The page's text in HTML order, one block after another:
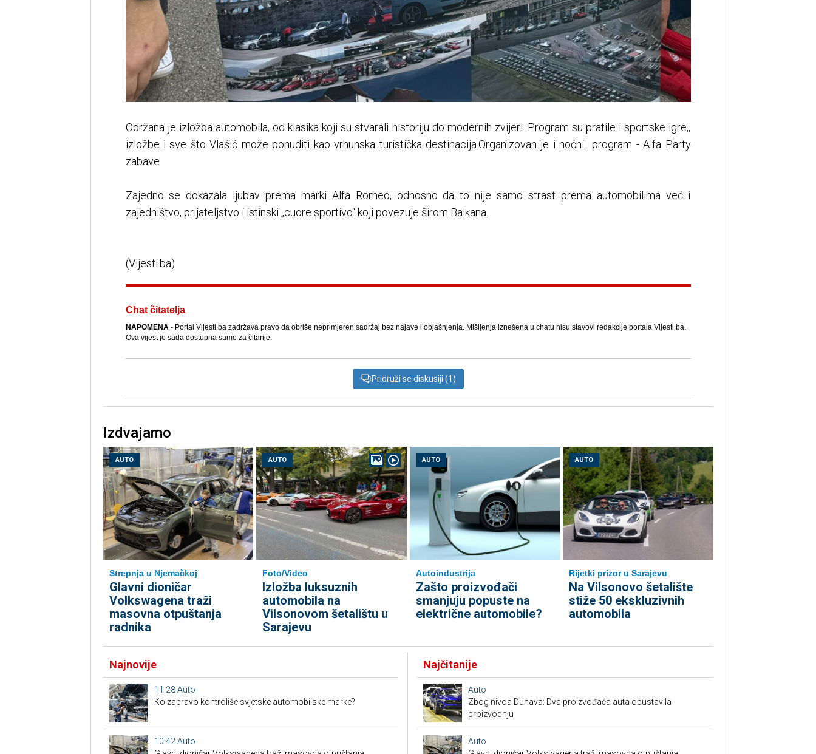
Održana je izložba automobila, od klasika koji su stvarali historiju do modernih zvijeri. Program su pratile i sportske igre,,
izložbe i sve što Vlašić može ponuditi kao vrhunska turistička destinacija.Organizovan je i noćni program - Alfa Party
zabave
Zajedno se dokazala ljubav prema marki Alfa Romeo, odnosno da to nije samo strast prema automobilima već i
zajedništvo, prijateljstvo i istinski „cuore sportivo“ koji povezuje širom Balkana.
(Vijesti.ba)
Chat čitatelja
NAPOMENA- Portal Vijesti.ba zadržava pravo da obriše neprimjeren sadržaj bez najave i objašnjenja. Mišljenja iznešena u chatu nisu stavovi redakcije portala Vijesti.ba.
Ova vijest je sada dostupna samo za čitanje.
Pridruži se diskusiji (1)
Izdvajamo
AUTO
Strepnja u Njemačkoj
Glavni dioničar
Volkswagena traži
masovna otpuštanja
radnika
AUTO
Foto/Video
Izložba luksuznih
automobila na
Vilsonovom šetalištu u
Sarajevu
AUTO
Autoindustrija
Zašto proizvođači
smanjuju popuste na
električne automobile?
AUTO
Rijetki prizor u Sarajevu
Na Vilsonovo šetalište
stiže 50 ekskluzivnih
automobila
Najnovije
11:28Auto
Ko zapravo kontroliše svjetske automobilske marke?
10:42 Auto
Najčitanije
Auto
Zbog nivoa Dunava: Dva proizvođača auta obustavila
proizvodnju
Auto